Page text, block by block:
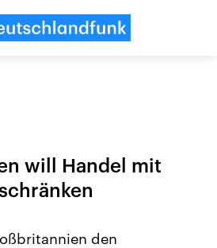
will Handel mit
den